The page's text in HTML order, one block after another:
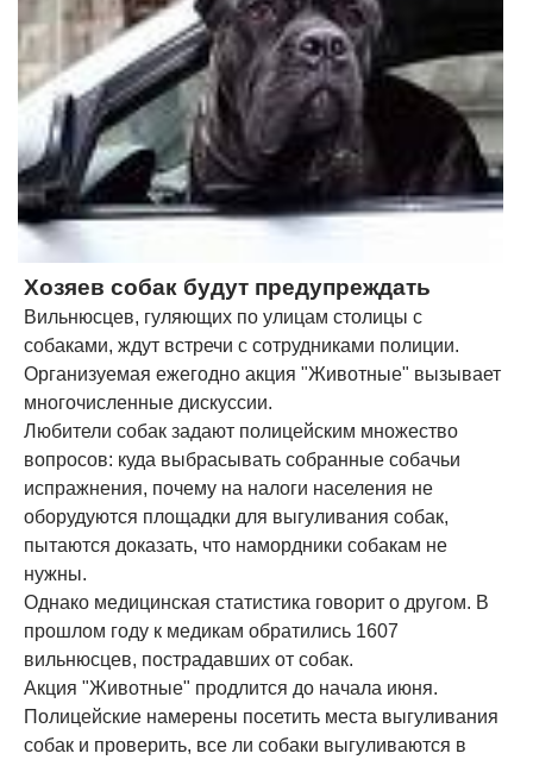
Хозяев собак будут предупреждать
Вильнюсцев, гуляющих по улицам столицы с
собаками, ждут встречи с сотрудниками полиции.
Организуемая ежегодно акция "Животные" вызывает
многочисленные дискуссии.
Любители собак задают полицейским множество
вопросов: куда выбрасывать собранные собачьи
испражнения, почему на налоги населения не
оборудуются площадки для выгуливания собак,
пытаются доказать, что намордники собакам не
нужны.
Однако медицинская статистика говорит о другом. В
прошлом году к медикам обратились 1607
вильнюсцев, пострадавших от собак.
Акция "Животные" продлится до начала июня.
Полицейские намерены посетить места выгуливания
собак и проверить, все ли собаки выгуливаются в